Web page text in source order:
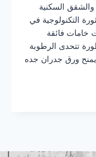
والشقق السكنية
التكنولوجية في
خامات فائقة
تتحدى الرطوبة
يمنح ورق جدران جده